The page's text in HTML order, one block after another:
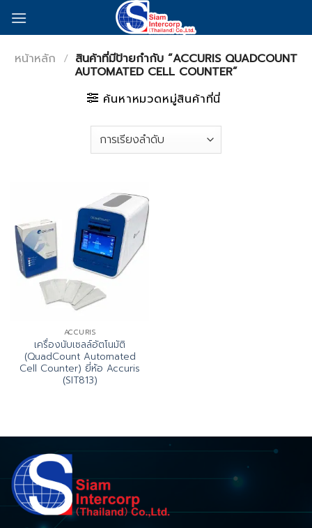
หน้าหลัก / สินค้าที่มีป้ายกำกับ “ACCURIS QUADCOUNT
AUTOMATED CELL COUNTER”
ค้นหาหมวดหมู่สินค้าที่นี่
ACCURIS
เครื่องนับเซลล์อัตโนมัติ
(QuadCount Automated
Cell Counter) ยี่ห้อ Accuris
(SIT813)